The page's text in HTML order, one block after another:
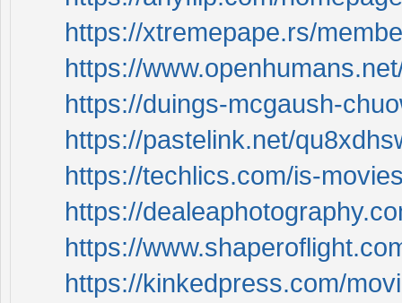
https://xtremepape.rs/
https://
https://duings-mcgaush-
https://pastelink.net/
https://techlics.com/is-
https://
https://
https://kinkedpress.com/